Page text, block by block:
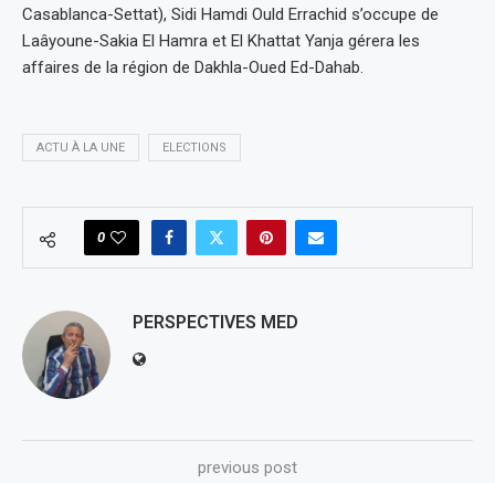
Casablanca-Settat), Sidi Hamdi Ould Errachid s’occupe de
Laâyoune-Sakia El Hamra et El Khattat Yanja gérera les
affaires de la région de Dakhla-Oued Ed-Dahab.
ACTU À LA UNE ELECTIONS
0
PERSPECTIVES MED
previous post